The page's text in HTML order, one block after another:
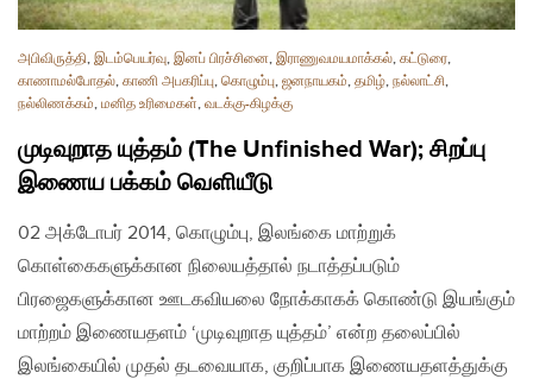
அபிவிருத்தி, இடம்பெயர்வு, இனப் பிரச்சினை, இராணுவமயமாக்கல், கட்டுரை,
காணாமல்போதல், காணி அபகரிப்பு, கொழும்பு, ஜனநாயகம், தமிழ், நல்லாட்சி,
நல்லிணக்கம், மனித உரிமைகள், வடக்கு-கிழக்கு
முடிவுறாத யுத்தம் (The Unfinished War); சிறப்பு
இணைய பக்கம் வௌியீடு
02 அக்டோபர் 2014, கொழும்பு, இலங்கை மாற்றுக்
கொள்கைகளுக்கான நிலையத்தால் நடாத்தப்படும்
பிரஜைகளுக்கான ஊடகவியலை நோக்காகக் கொண்டு இயங்கும்
மாற்றம் இணையதளம் ‘முடிவுறாத யுத்தம்’ என்ற தலைப்பில்
இலங்கையில் முதல் தடவையாக, குறிப்பாக இணையதளத்துக்கு